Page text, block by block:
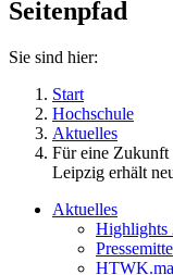
Seitenpfad
Sie sind hier:
Start
Hochschule
Aktuelles
Für eine
Leipzig erhält
Aktuelles
Highlights